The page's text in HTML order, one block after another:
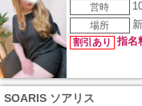
営時
場所
割引あり
指名
SOARIS ソアリス